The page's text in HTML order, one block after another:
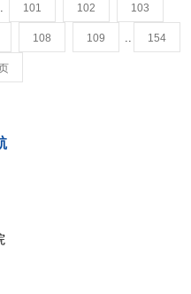
101 102 103
108 109 .. 154